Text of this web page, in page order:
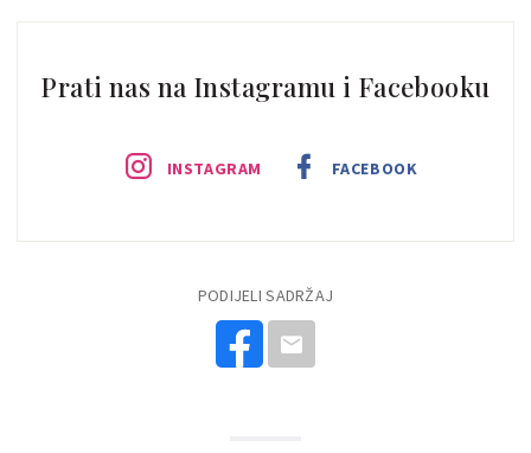
Prati nas na Instagramu i Facebooku
INSTAGRAM FACEBOOK
PODIJELI SADRŽAJ